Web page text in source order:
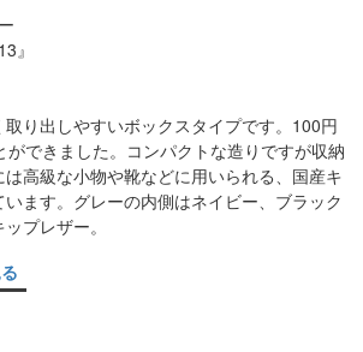
』
り出しやすいボックスタイプです。100円
ができました。コンパクトな造りですが収納
高級な小物や靴などに用いられる、国産キ
ます。グレーの内側はネイビー、ブラック
プレザー。